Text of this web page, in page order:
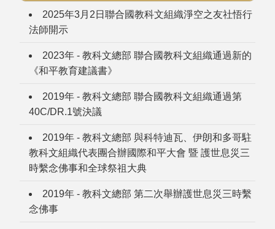
2025年3月2日聯合國教科文組織淨空之友社悟行
法師開示
2023年 - 教科文總部 聯合國教科文組織通過新的
《和平教育建議書》
2019年 - 教科文總部 聯合國教科文組織通過第
40C/DR.1號決議
2019年 - 教科文總部 與科特迪瓦、伊朗和多哥駐
教科文組織代表團合辦國際和平大會 暨 護世息災三
時繫念佛事和全球祭祖大典
2019年 - 教科文總部 第二次舉辦護世息災三時繫
念佛事